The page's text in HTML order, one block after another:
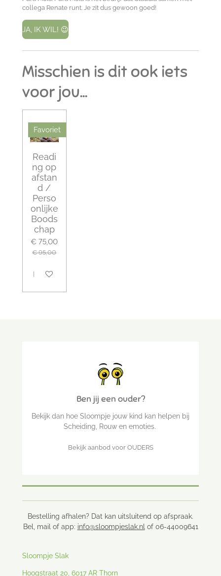
collega Renate runt. Je zit dus gewoon goed!
JA, IK WIL! 😉
Misschien is dit ook iets
voor jou...
Favoriet
Readi
ng op
afstan
d /
Perso
onlijke
Boods
chap
€ 75,00
€ 95,00
Bekijk details
Ben jij een ouder?
Bekijk dan hoe Sloompje jouw kind kan helpen bij
Scheiding, Rouw en emoties.
Bekijk aanbod voor OUDERS
Bestelling afhalen? Dat kan uitsluitend op afspraak.
Bel, mail of app: info@sloompjeslak.nl of 06-44009641
Sloompje Slak
Hoogstraat 20, 6017 AR Thorn